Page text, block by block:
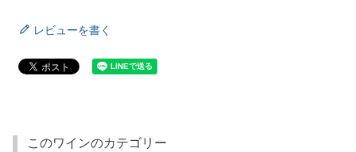
レビューを書く
このワインのカテゴリー